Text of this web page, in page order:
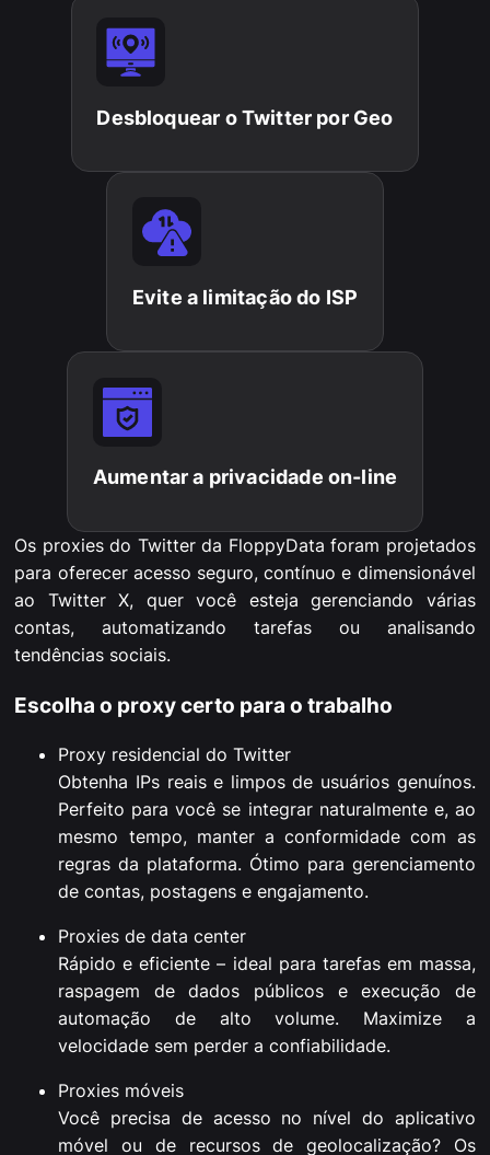
Desbloquear o Twitter por Geo
Evite a limitação do ISP
Aumentar a privacidade on-line
Os proxies do Twitter da FloppyData foram projetados
para oferecer acesso seguro, contínuo e dimensionável
ao Twitter X, quer você esteja gerenciando várias
contas, automatizando tarefas ou analisando
tendências sociais.
Escolha o proxy certo para o trabalho
Proxy residencial do Twitter
Obtenha IPs reais e limpos de usuários genuínos.
Perfeito para você se integrar naturalmente e, ao
mesmo tempo, manter a conformidade com as
regras da plataforma. Ótimo para gerenciamento
de contas, postagens e engajamento.
Proxies de data center
Rápido e eficiente – ideal para tarefas em massa,
raspagem de dados públicos e execução de
automação de alto volume. Maximize a
velocidade sem perder a confiabilidade.
Proxies móveis
Você precisa de acesso no nível do aplicativo
móvel ou de recursos de geolocalização? Os